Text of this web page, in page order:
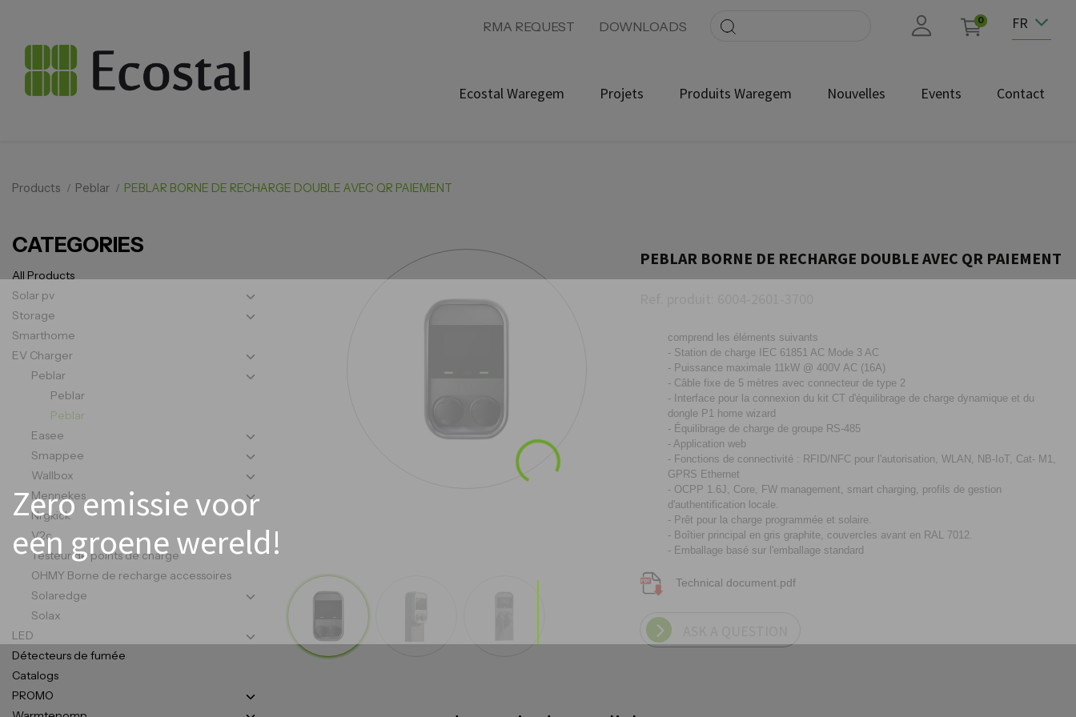
RMA REQUEST DOWNLOADS 0 FR
Ecostal Waregem Projets Produits Waregem Nouvelles Events Contact
Products Peblar PEBLAR BORNE DE RECHARGE DOUBLE AVEC QR PAIEMENT
CATEGORIES
All Products
Solar pv
Storage
Smarthome
EV Charger
Peblar
Peblar
Peblar
Easee
Smappee
Wallbox
Mennekes
Nrgkick
V2c
Testeur de points de charge
OHMY Borne de recharge accessoires
Solaredge
Solax
LED
Détecteurs de fumée
Catalogs
PROMO
PEBLAR BORNE DE RECHARGE DOUBLE AVEC QR PAIEMENT
comprend les éléments suivants
- Station de charge IEC 61851 AC Mode 3 AC
- Puissance maximale 11kW @ 400V AC (16A)
- Câble fixe de 5 mètres avec connecteur de type 2
- Interface pour la connexion du kit CT d'équilibrage de charge dynamique et du
dongle P1 home wizard
- Équilibrage de charge de groupe RS-485
- Application web
- Fonctions de connectivité : RFID/NFC pour l'autorisation, WLAN, NB-IoT, Cat- M1,
GPRS Ethernet
- OCPP 1.6J, Core, FW management, smart charging, profils de gestion
d'authentification locale.
- Prêt pour la charge programmée et solaire.
- Boîtier principal en gris graphite, couvercles avant en RAL 7012.
- Emballage basé sur l'emballage standard
Technical document.pdf
Chargement...
Zero emissie voor
een groene wereld!